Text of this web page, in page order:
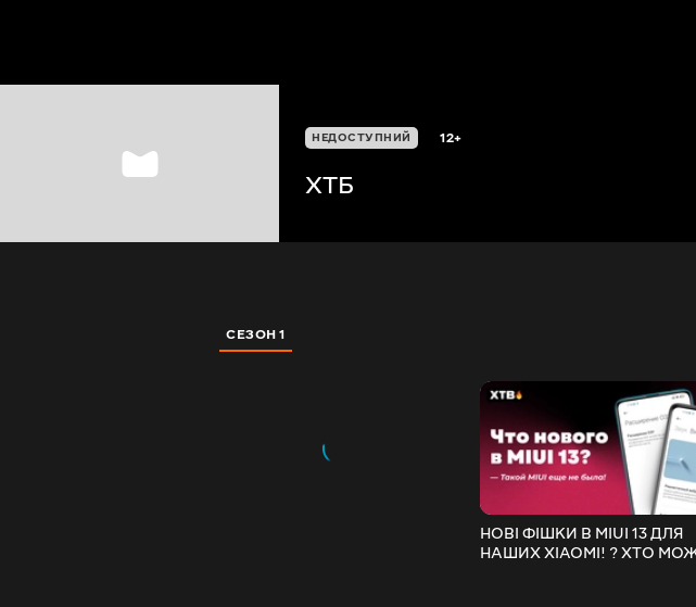
НЕДОСТУПНИЙ 12+
XTБ
СЕЗОН 1
НОВІ ФІШКИ В MIUI 13 ДЛЯ
НАШИХ XIAOMI! ? ХТО